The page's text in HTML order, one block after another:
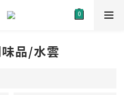
品/水雲